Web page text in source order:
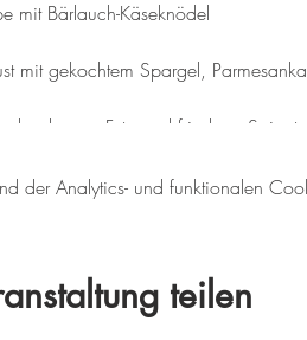
mit Bärlauch-Käseknödel
mit gekochtem Spargel,
Feta und frischem Spinat
Erdbeeren und
der Analytics- und funktionalen
teilen